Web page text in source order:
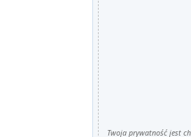
Twoja prywatność jest